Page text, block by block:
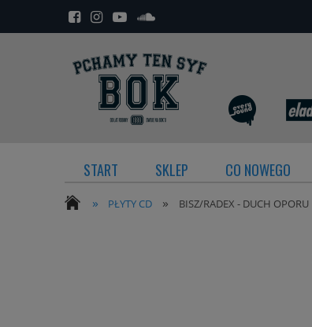
START SKLEP CO NOWEGO
» PŁYTY CD » BISZ/RADEX - DUCH OPORU